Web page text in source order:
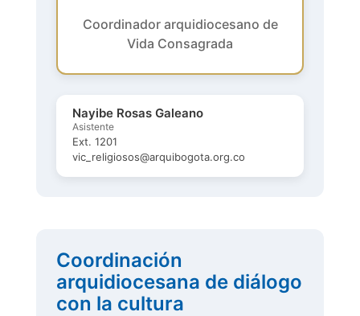
Coordinador arquidiocesano de
Vida Consagrada
Nayibe Rosas Galeano
Asistente
Ext. 1201
vic_religiosos@arquibogota.org.co
Coordinación
arquidiocesana de diálogo
con la cultura